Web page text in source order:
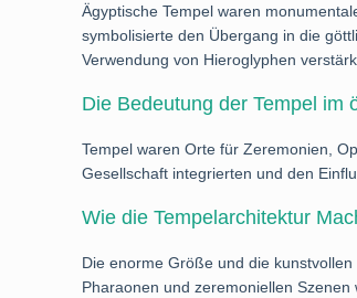
Ägyptische Tempel waren
symbolisierte den Übergang in die
Verwendung von Hieroglyphen
Die Bedeutung der Tempel im
Tempel waren Orte für Zeremonien,
Gesellschaft integrierten und den
Wie die Tempelarchitektur
Die enorme Größe und die
Pharaonen und zeremoniellen